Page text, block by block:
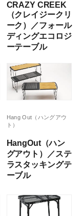
CRAZY CREEK
（クレイジークリ
ーク）／フォール
ディングエコロジ
ーテーブル
Hang Out（ハングアウ
ト）
HangOut（ハン
グアウト）／ステ
ラスタッキングテ
ーブル